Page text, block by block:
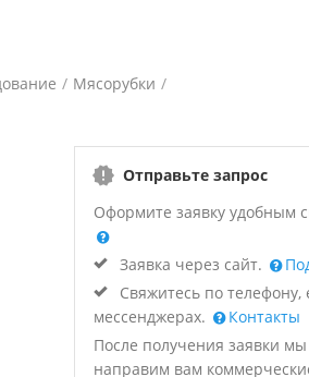
/ Мясорубки /
Отправьте запрос
Оформите заявку удобным
Заявка через сайт.
Свяжитесь по телефону,
мессенджерах.
Контакты
После получения заявки мы
направим вам